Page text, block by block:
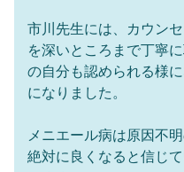
市川先生には、カウン
を深いところまで丁寧
の自分も認められる様
になりました。
メニエール病は原因不
絶対に良くなると信じ